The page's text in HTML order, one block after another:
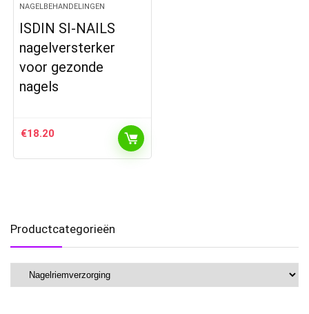
NAGELBEHANDELINGEN
ISDIN SI-NAILS
nagelversterker
voor gezonde
nagels
€18.20
Productcategorieën